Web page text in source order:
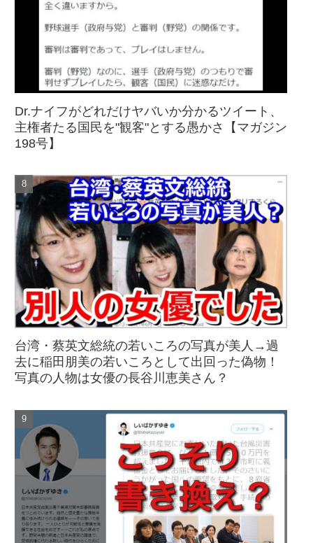
Dr.ナイフがどれだけヤバいか分かるツイート、
主権者たる国民を"観客"とする愚かさ【マガジン
198号】
台湾・蔡英文総統の若いころの写真が美人→過
去に稲田朋美の若いころとして出回った偽物！
写真の人物は女優の長谷川恵美さん？